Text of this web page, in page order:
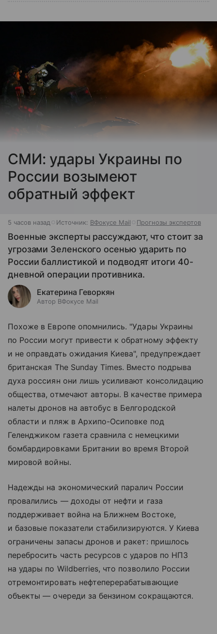
СМИ: удары Украины по
России возымеют
обратный эффект
5 часов назад Источник: ВФокусе Mail Прогнозы экспертов
Военные эксперты рассуждают, что стоит за
угрозами Зеленского осенью ударить по
России баллистикой и подводят итоги 40-
дневной операции противника.
Екатерина Геворкян
Автор ВФокусе Mail
Похоже в Европе опомнились. "Удары Украины
по России могут привести к обратному эффекту
и не оправдать ожидания Киева", предупреждает
британская The Sunday Times. Вместо подрыва
духа россиян они лишь усиливают консолидацию
общества, отмечают авторы. В качестве примера
налеты дронов на автобус в Белгородской
области и пляж в Архипо-Осиповке под
Геленджиком газета сравнила с немецкими
бомбардировками Британии во время Второй
мировой войны.
Надежды на экономический паралич России
провалились — доходы от нефти и газа
поддерживает война на Ближнем Востоке,
и базовые показатели стабилизируются. У Киева
ограничены запасы дронов и ракет: пришлось
перебросить часть ресурсов с ударов по НПЗ
на удары по Wildberries, что позволило России
отремонтировать нефтеперерабатывающие
объекты — очереди за бензином сокращаются.